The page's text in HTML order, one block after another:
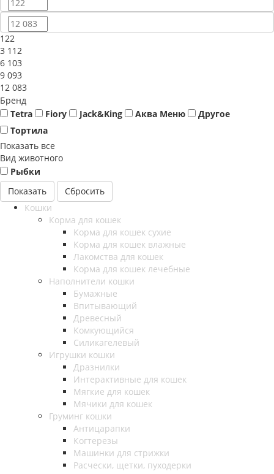
122
3 112
6 103
9 093
12 083
Бренд
Tetra
Fiory Jack&King Аква Меню
Другое
Тортила
Показать все
Вид животного
Рыбки
Сбросить
Кошки
Корма для кошек
Корма для кошек сухие
Корма для кошек влажные
Лакомства для кошек
Корма для кошек лечебные
Наполнители кошки
Бумажные
Впитывающий
Древесный
Комкующийся
Силикагелевый
Игрушки кошки
Дразнилки
Интерактивные для кошек
Мягкие для кошек
Мячики для кошек
Груминг кошки
Антицарапки
Когтерезы
Машинки для стрижки
Расчески, щетки, пуходерки